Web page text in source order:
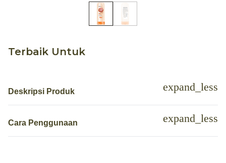
Terbaik Untuk
Deskripsi Produk
Cara Penggunaan